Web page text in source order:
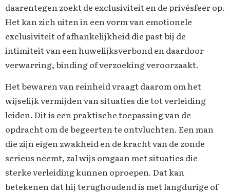
daarentegen zoekt de exclusiviteit en de privésfeer op.
Het kan zich uiten in een vorm van emotionele
exclusiviteit of afhankelijkheid die past bij de
intimiteit van een huwelijksverbond en daardoor
verwarring, binding of verzoeking veroorzaakt.
Het bewaren van reinheid vraagt daarom om het
wijselijk vermijden van situaties die tot verleiding
leiden. Dit is een praktische toepassing van de
opdracht om de begeerten te ontvluchten. Een man
die zijn eigen zwakheid en de kracht van de zonde
serieus neemt, zal wijs omgaan met situaties die
sterke verleiding kunnen oproepen. Dat kan
betekenen dat hij terughoudend is met langdurige of